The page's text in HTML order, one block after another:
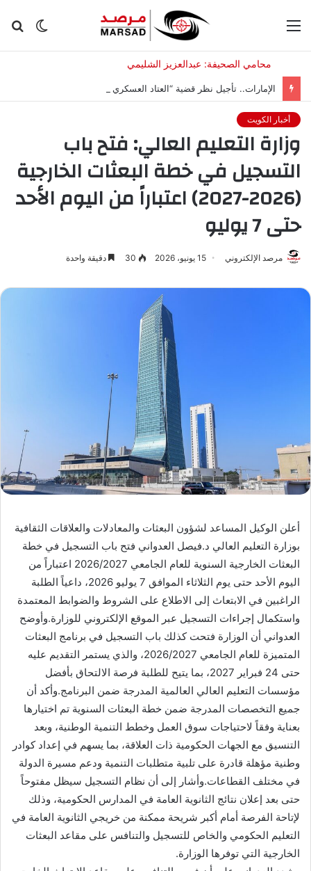
الوضع
الإمارات.. تأجيل نظر قضية “العتاد العسكري للسودان”
أخبار الكويت
وزارة التعليم العالي: فتح باب
التسجيل في خطة البعثات الخارجية
(2026-2027) اعتباراً من اليوم الأحد
حتى 7 يوليو
مرصد الإلكتروني 15 يونيو، 2026 30 دقيقة واحدة
أعلن الوكيل المساعد لشؤون البعثات والمعادلات والعلاقات الثقافية
بوزارة التعليم العالي د.فيصل العدواني فتح باب التسجيل في خطة
البعثات الخارجية السنوية للعام الجامعي 2026/2027 اعتباراً من
اليوم الأحد حتى يوم الثلاثاء الموافق 7 يوليو 2026، داعياً الطلبة
الراغبين في الابتعاث إلى الاطلاع على الشروط والضوابط المعتمدة
واستكمال إجراءات التسجيل عبر الموقع الإلكتروني للوزارة.وأوضح
العدواني أن الوزارة فتحت كذلك باب التسجيل في برنامج البعثات
المتميزة للعام الجامعي 2026/2027، والذي يستمر التقديم عليه
حتى 24 فبراير 2027، بما يتيح للطلبة فرصة الالتحاق بأفضل
مؤسسات التعليم العالي العالمية المدرجة ضمن البرنامج.وأكد أن
جميع التخصصات المدرجة ضمن خطة البعثات السنوية تم اختيارها
بعناية وفقاً لاحتياجات سوق العمل وخطط التنمية الوطنية، وبعد
التنسيق مع الجهات الحكومية ذات العلاقة، بما يسهم في إعداد كوادر
وطنية مؤهلة قادرة على تلبية متطلبات التنمية ودعم مسيرة الدولة
في مختلف القطاعات.وأشار إلى أن نظام التسجيل سيظل مفتوحاً
حتى بعد إعلان نتائج الثانوية العامة في المدارس الحكومية، وذلك
لإتاحة الفرصة أمام أكبر شريحة ممكنة من خريجي الثانوية العامة في
التعليم الحكومي والخاص للتسجيل والتنافس على مقاعد البعثات
الخارجية التي توفرها الوزارة.